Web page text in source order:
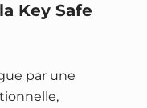
Key Safe
par une